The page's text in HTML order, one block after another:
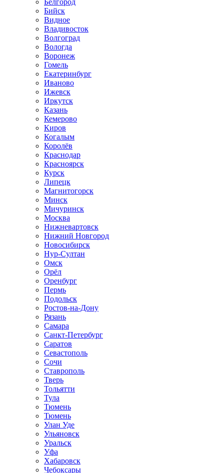
Белгород
Бийск
Видное
Владивосток
Волгоград
Вологда
Воронеж
Гомель
Екатеринбург
Иваново
Ижевск
Иркутск
Казань
Кемерово
Киров
Когалым
Королёв
Краснодар
Красноярск
Курск
Липецк
Магнитогорск
Минск
Мичуринск
Москва
Нижневартовск
Нижний Новгород
Новосибирск
Нур-Султан
Омск
Орёл
Оренбург
Пермь
Подольск
Ростов-на-Дону
Рязань
Самара
Санкт-Петербург
Саратов
Севастополь
Сочи
Ставрополь
Тверь
Тольятти
Тула
Тюмень
Тюмень
Улан Уде
Ульяновск
Уральск
Уфа
Хабаровск
Чебоксары